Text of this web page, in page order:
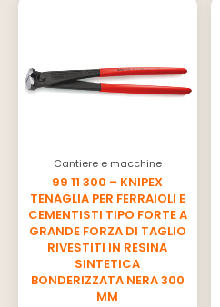
Cantiere e macchine
99 11 300 – KNIPEX
TENAGLIA PER FERRAIOLI E
CEMENTISTI TIPO FORTE A
GRANDE FORZA DI TAGLIO
RIVESTITI IN RESINA
SINTETICA
BONDERIZZATA NERA 300
MM